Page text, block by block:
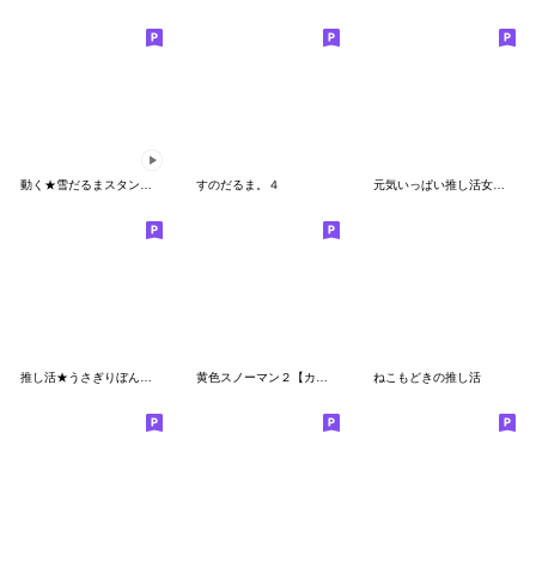
すのだるま。４ 元気いっぱい推し活女子（ピンク）
推し活★うさぎりぼん（赤色） 黄色スノーマン２【カジュアル・友達言葉】 ねこもどきの推し活